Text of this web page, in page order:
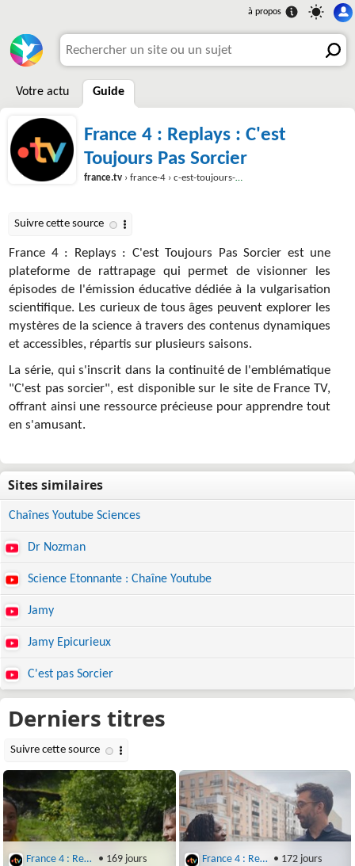
Votre actu Guide
France 4 : Replays : C'est
Toujours Pas Sorcier
france.tv › france-4 › c-est-toujours-pas-sorcier
France 4 : Replays : C'est Toujours Pas Sorcier est une
plateforme de rattrapage qui permet de visionner les
épisodes de l'émission éducative dédiée à la vulgarisation
scientifique. Les curieux de tous âges peuvent explorer les
mystères de la science à travers des contenus dynamiques
et accessibles, répartis sur plusieurs saisons.
La série, qui s'inscrit dans la continuité de l'emblématique
"C'est pas sorcier", est disponible sur le site de France TV,
offrant ainsi une ressource précieuse pour apprendre tout
en s'amusant.
Chaînes Youtube Sciences
Dr Nozman
Science Etonnante : Chaîne Youtube
Jamy
Jamy Epicurieux
C'est pas Sorcier
France 4 : Replays : C'est Toujours Pas Sorcier • 169 jours France 4 : Replays : C'est Toujours Pas Sorcier • 172 jours